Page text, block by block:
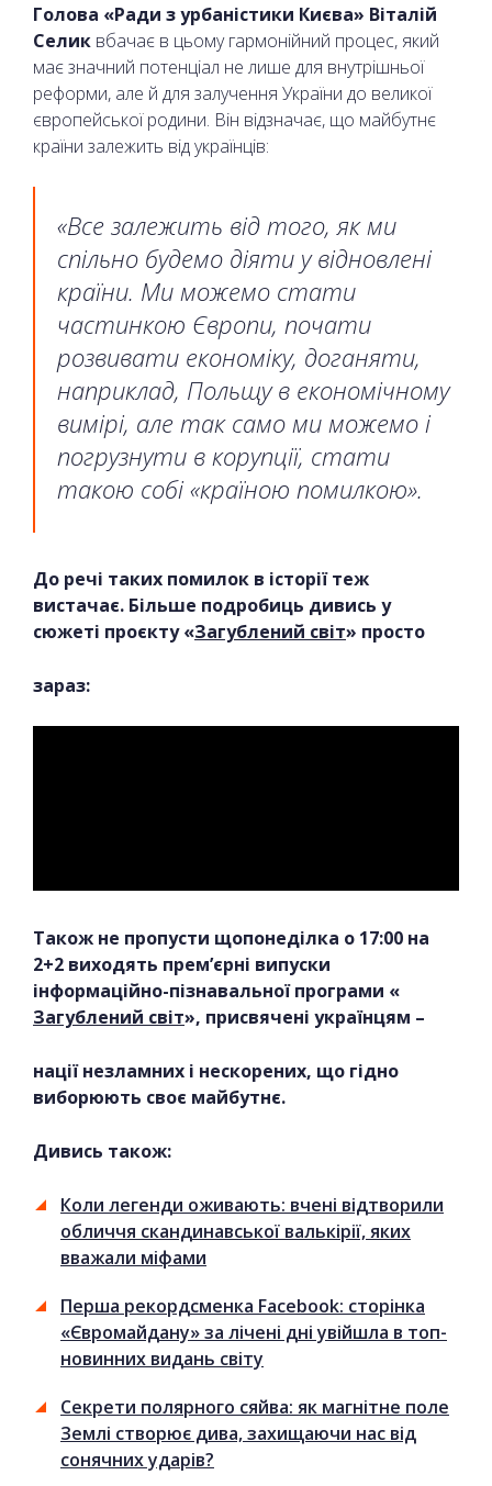
Голова «Ради з урбаністики Києва» Віталій
Селик вбачає в цьому гармонійний процес, який
має значний потенціал не лише для внутрішньої
реформи, але й для залучення України до великої
європейської родини. Він відзначає, що майбутнє
країни залежить від українців:
«Все залежить від того, як ми
спільно будемо діяти у відновлені
країни. Ми можемо стати
частинкою Європи, почати
розвивати економіку, доганяти,
наприклад, Польщу в економічному
вимірі, але так само ми можемо і
погрузнути в корупції, стати
такою собі «країною помилкою».
До речі таких помилок в історії теж
вистачає. Більше подробиць дивись у
сюжеті проєкту «Загублений світ» просто
зараз:
Також не пропусти щопонеділка о 17:00 на
2+2 виходять прем’єрні випуски
інформаційно-пізнавальної програми «
Загублений світ», присвячені українцям –
нації незламних і нескорених, що гідно
виборюють своє майбутнє.
Дивись також:
Коли легенди оживають: вчені відтворили
обличчя скандинавської валькірії, яких
вважали міфами
Перша рекордсменка Facebook: сторінка
«Євромайдану» за лічені дні увійшла в топ-
новинних видань світу
Секрети полярного сяйва: як магнітне поле
Землі створює дива, захищаючи нас від
сонячних ударів?